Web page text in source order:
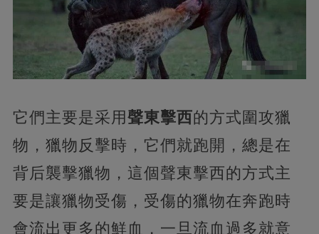
它們主要是采用 聲東擊西的方式圍攻獵
物，獵物反擊時，它們就跑開，總是在
背后襲擊獵物，這個聲東擊西的方式主
要是讓獵物受傷，受傷的獵物在奔跑時
會流出更多的鮮血，一旦流血過多就意